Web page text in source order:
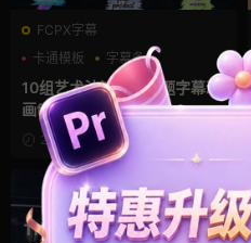
FCPX字幕
卡通模板
字幕条
字幕模板
10组艺术油漆笔刷标题字幕动
画fcpx插件
2025-03-19